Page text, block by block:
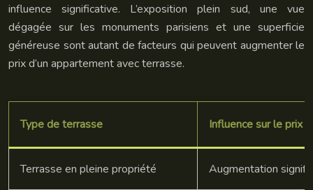
influence significative. L’exposition plein sud, une vue
dégagée sur les monuments parisiens et une superficie
généreuse sont autant de facteurs qui peuvent augmenter le
prix d’un appartement avec terrasse.
Type de terrasse Influence sur le prix
Terrasse en pleine propriété Augmentation